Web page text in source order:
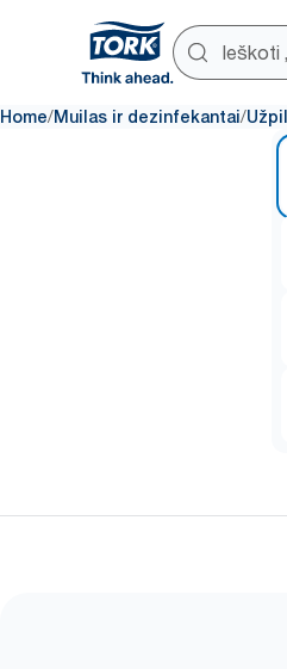
Home/Muilas ir dezinfekantai/